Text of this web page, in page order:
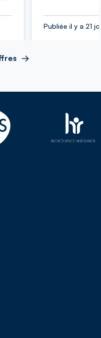
Publiée il y a 21